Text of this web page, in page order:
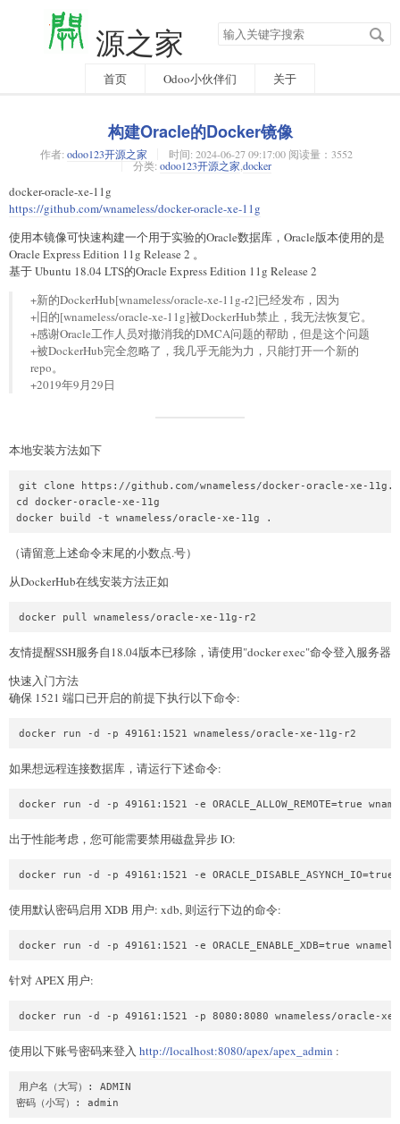
源之家 搜
索
字
首页 Odoo小伙伴们 关于
构建Oracle的Docker镜像
作者: odoo123开源之家 时间: 2024-06-27 09:17:00 阅读量：3552
分类: odoo123开源之家 docker
docker-oracle-xe-11g
https://github.com/wnameless/docker-oracle-xe-11g
使用本镜像可快速构建一个用于实验的Oracle数据库，Oracle版本使用的是
Oracle Express Edition 11g Release 2 。
基于 Ubuntu 18.04 LTS的Oracle Express Edition 11g Release 2
+新的DockerHub[wnameless/oracle-xe-11g-r2]已经发布，因为
+旧的[wnameless/oracle-xe-11g]被DockerHub禁止，我无法恢复它。
+感谢Oracle工作人员对撤消我的DMCA问题的帮助，但是这个问题
+被DockerHub完全忽略了，我几乎无能为力，只能打开一个新的
repo。
+2019年9月29日
本地安装方法如下
git clone https://github.com/wnameless/docker-oracle-xe-
cd docker-oracle-xe-11g
（请留意上述命令末尾的小数点.号）
从DockerHub在线安装方法正如
友情提醒SSH服务自18.04版本已移除，请使用"docker exec"命令登入服务器
快速入门方法
确保 1521 端口已开启的前提下执行以下命令:
如果想远程连接数据库，请运行下述命令:
出于性能考虑，您可能需要禁用磁盘异步 IO:
使用默认密码启用 XDB 用户: xdb, 则运行下边的命令:
针对 APEX 用户:
使用以下账号密码来登入 http://localhost:8080/apex/apex_admin :
用户名（大写）: ADMIN